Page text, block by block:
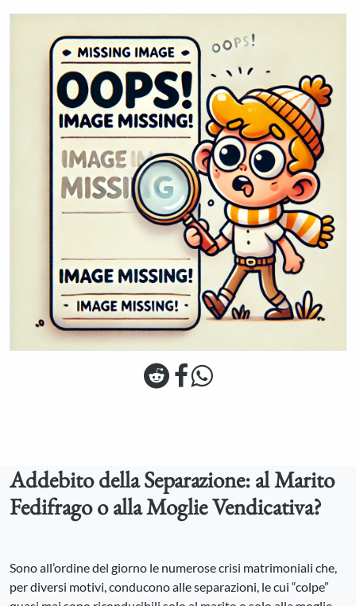
Addebito della Separazione: al Marito
Fedifrago o alla Moglie Vendicativa?
Sono all’ordine del giorno le numerose crisi matrimoniali che,
per diversi motivi, conducono alle separazioni, le cui “colpe”